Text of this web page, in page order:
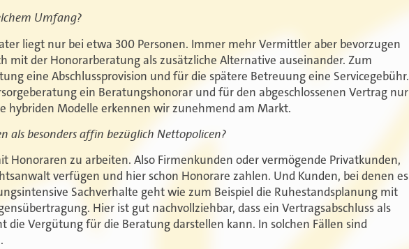
Umfang?
liegt nur bei etwa 300 Personen. Immer mehr Vermittler aber bevorzugen
mit der Honorarberatung als zusätzliche Alternative auseinander. Zum
eine Abschlussprovision und für die spätere Betreuung eine Servicegebühr.
ein Beratungshonorar und für den abgeschlossenen Vertrag nur
hybriden Modelle erkennen wir zunehmend am Markt.
als besonders affin bezüglich Nettopolicen?
Honoraren zu arbeiten. Also Firmenkunden oder vermögende Privatkunden,
verfügen und hier schon Honorare zahlen. Und Kunden, bei denen es
Sachverhalte geht wie zum Beispiel die Ruhestandsplanung mit
Hier ist gut nachvollziehbar, dass ein Vertragsabschluss als
die Vergütung für die Beratung darstellen kann. In solchen Fällen sind